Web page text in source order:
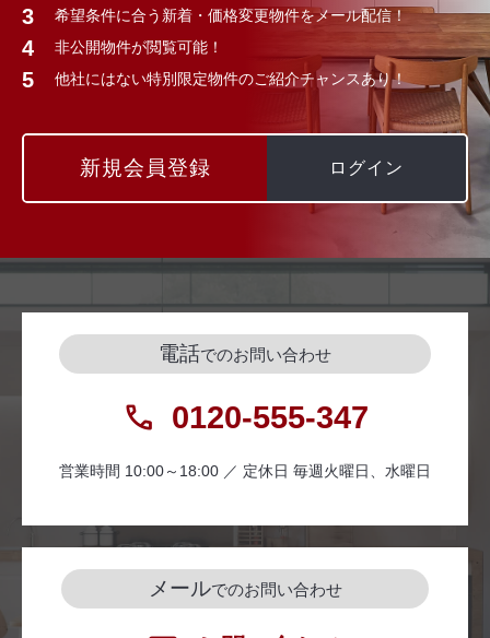
希望条件に合う新着・価格変更物件をメール配信！
非公開物件が閲覧可能！
他社にはない特別限定物件のご紹介チャンスあり！
新規会員登録 ログイン
電話でのお問い合わせ
0120-555-347
営業時間 10:00～18:00 ／ 定休日 毎週火曜日、水曜日
メールでのお問い合わせ